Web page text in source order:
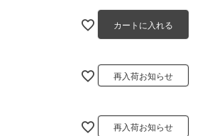
カートに入れる
再入荷お知らせ
再入荷お知らせ